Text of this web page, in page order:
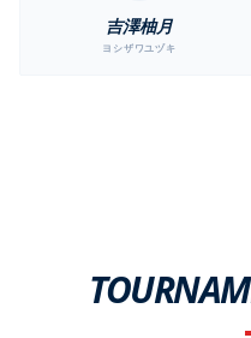
吉澤柚月
ヨシザワユヅキ